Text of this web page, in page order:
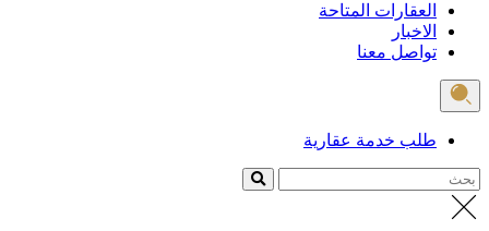
العقارات المتاحة
الاخبار
تواصل معنا
طلب خدمة عقارية
بحث